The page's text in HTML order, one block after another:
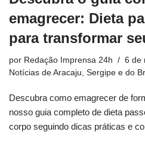
emagrecer: Dieta
para transformar
por Redação Imprensa 24h
6 de
Notícias de Aracaju, Sergipe e do
Descubra como emagrecer de
nosso guia completo de dieta
corpo seguindo dicas práticas e